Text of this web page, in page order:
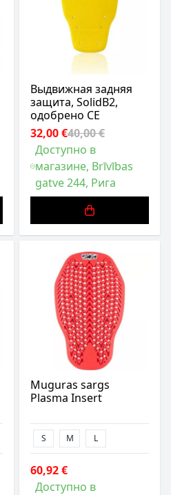
Выдвижная задняя
защита, SolidB2,
одобрено CE
32,00 €40,00 €
Доступно в
магазине, Brīvības
gatve 244, Рига
Muguras sargs
Plasma Insert
S M L
60,92 €
Доступно в